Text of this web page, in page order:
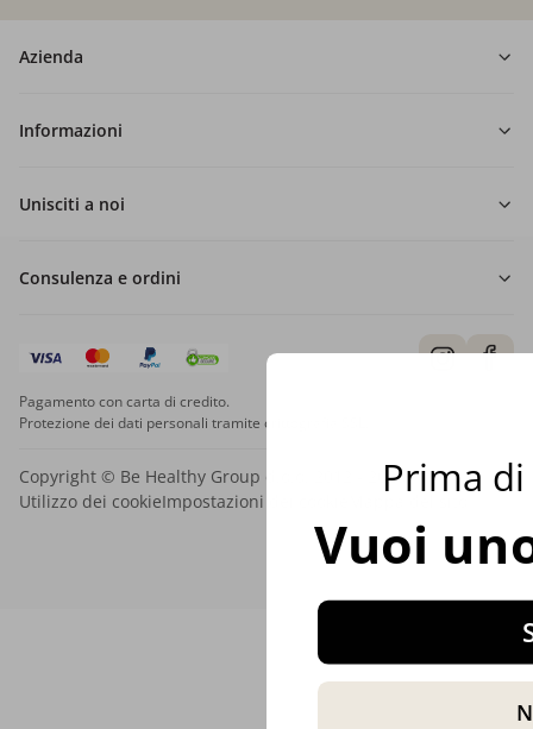
Azienda
Informazioni
Unisciti a noi
Consulenza e ordini
Pagamento con carta di credito.
Protezione dei dati personali tramite crittografia SSL.
Copyright © Be Healthy Group d.o.o. 2012 - 2026
Utilizzo dei cookieImpostazioni dei cookie Prima
Vuoi